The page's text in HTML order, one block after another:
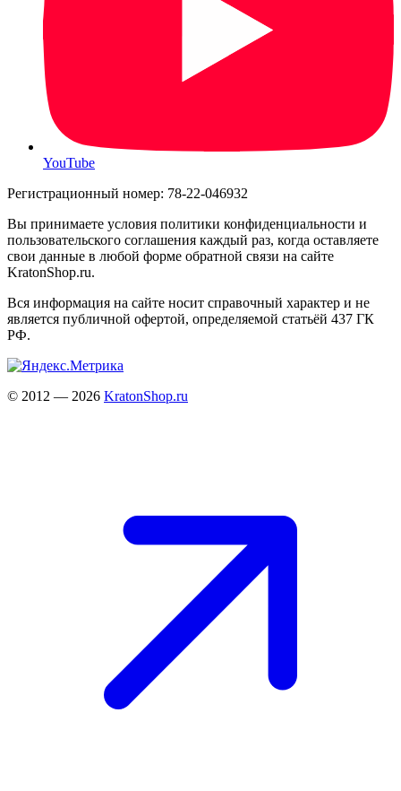
YouTube
Регистрационный номер: 78-22-046932
Вы принимаете условия политики конфиденциальности и
пользовательского соглашения каждый раз, когда оставляете
свои данные в любой форме обратной связи на сайте
KratonShop.ru.
Вся информация на сайте носит справочный характер и не
является публичной офертой, определяемой статьёй 437 ГК
РФ.
© 2012 — 2026 KratonShop.ru